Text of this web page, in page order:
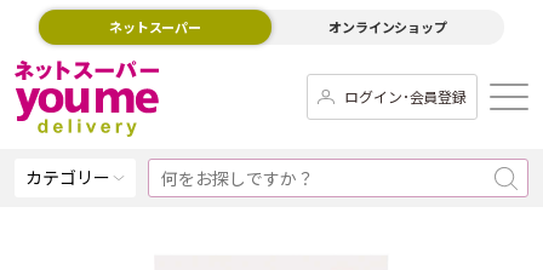
ネットスーパー オンラインショップ
ログイン･会員登録
カテゴリー